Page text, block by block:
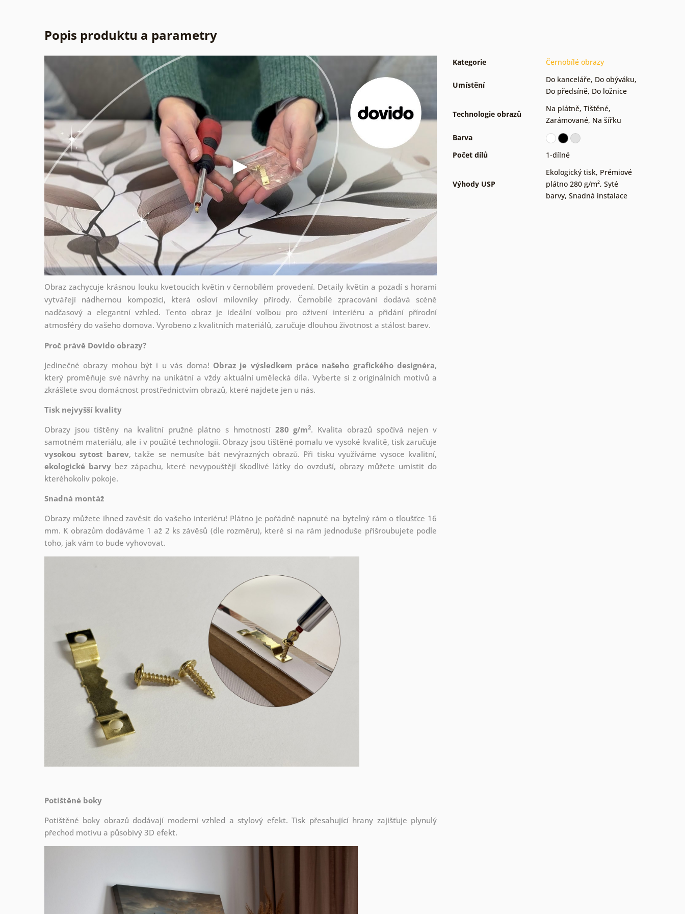
Popis produktu a parametry
Obraz zachycuje krásnou louku kvetoucích květin v černobílém provedení. Detaily květin a pozadí s horami
vytvářejí nádhernou kompozici, která osloví milovníky přírody. Černobílé zpracování dodává scéně
nadčasový a elegantní vzhled. Tento obraz je ideální volbou pro oživení interiéru a přidání přírodní
atmosféry do vašeho domova. Vyrobeno z kvalitních materiálů, zaručuje dlouhou životnost a stálost barev.
Proč právě Dovido obrazy?
Jedinečné obrazy mohou být i u vás doma! Obraz je výsledkem práce našeho grafického designéra,
který proměňuje své návrhy na unikátní a vždy aktuální umělecká díla. Vyberte si z originálních motivů a
zkrášlete svou domácnost prostřednictvím obrazů, které najdete jen u nás.
Tisk nejvyšší kvality
Obrazy jsou tištěny na kvalitní pružné plátno s hmotností 280 g/m2. Kvalita obrazů spočívá nejen v
samotném materiálu, ale i v použité technologii. Obrazy jsou tištěné pomalu ve vysoké kvalitě, tisk zaručuje
vysokou sytost barev, takže se nemusíte bát nevýrazných obrazů. Při tisku využíváme vysoce kvalitní,
ekologické barvy bez zápachu, které nevypouštějí škodlivé látky do ovzduší, obrazy můžete umístit do
kteréhokoliv pokoje.
Snadná montáž
Obrazy můžete ihned zavěsit do vašeho interiéru! Plátno je pořádně napnuté na bytelný rám o tloušťce 16
mm. K obrazům dodáváme 1 až 2 ks závěsů (dle rozměru), které si na rám jednoduše přišroubujete podle
toho, jak vám to bude vyhovovat.
Potištěné boky
Potištěné boky obrazů dodávají moderní vzhled a stylový efekt. Tisk přesahující hrany zajišťuje plynulý
přechod motivu a působivý 3D efekt.
Kategorie Černobílé obrazy
Umístění
Do kanceláře, Do obýváku,
Do předsíně, Do ložnice
Technologie obrazů
Na plátně, Tištěné,
Zarámované, Na šířku
Barva
Počet dílů
1-dílné
Výhody USP
Ekologický tisk, Prémiové
plátno 280 g/m², Syté
barvy, Snadná instalace